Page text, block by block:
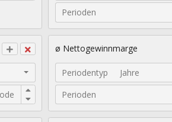
Perioden
ø Nettogewinnmarge
Periodentyp
Jahre
Perioden